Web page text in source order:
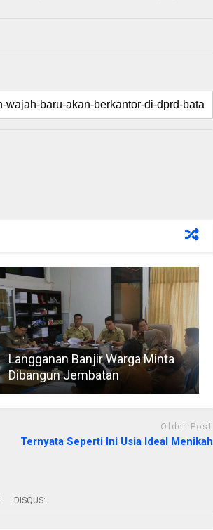
Langganan Banjir Warga Minta
Dibangun Jembatan
Older Post
Ternyata Seperti Ini Usia Ideal Menikah
DISQUS: